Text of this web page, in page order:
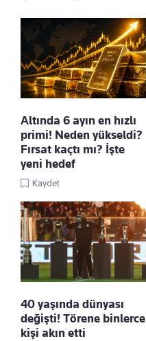
Altında 6 ayın en hızlı
primi! Neden yükseldi?
Fırsat kaçtı mı? İşte
yeni hedef
Kaydet
40 yaşında dünyası
değişti! Törene binlerce
kişi akın etti